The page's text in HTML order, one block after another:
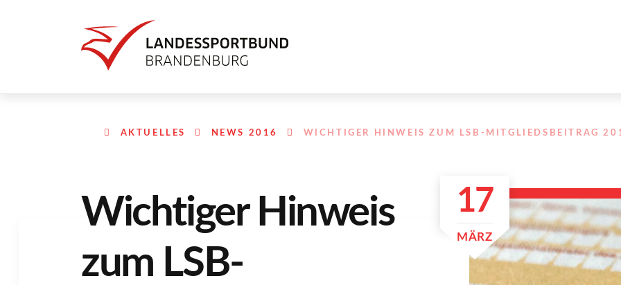
AKTUELLES NEWS 2016 WICHTIGER HINWEIS ZUM LSB-MITGLIEDSBEITRAG
17
MÄRZ
Wichtiger Hinweis
zum LSB-